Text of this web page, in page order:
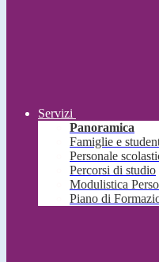
Servizi
Panoramica
Famiglie e
Personale
Percorsi di studio
Modulistica
Piano di